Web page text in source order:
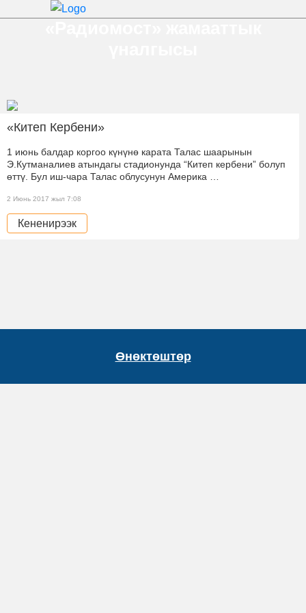
«Китеп Кербени»
1 июнь балдар коргоо күнүнө карата Талас шаарынын
Э.Кутманалиев атындагы стадионунда “Китеп кербени” болуп
өттү. Бул иш-чара Талас облусунун Америка …
2 Июнь 2017 жыл 7:08
Кененирээк
Өнөктөштөр